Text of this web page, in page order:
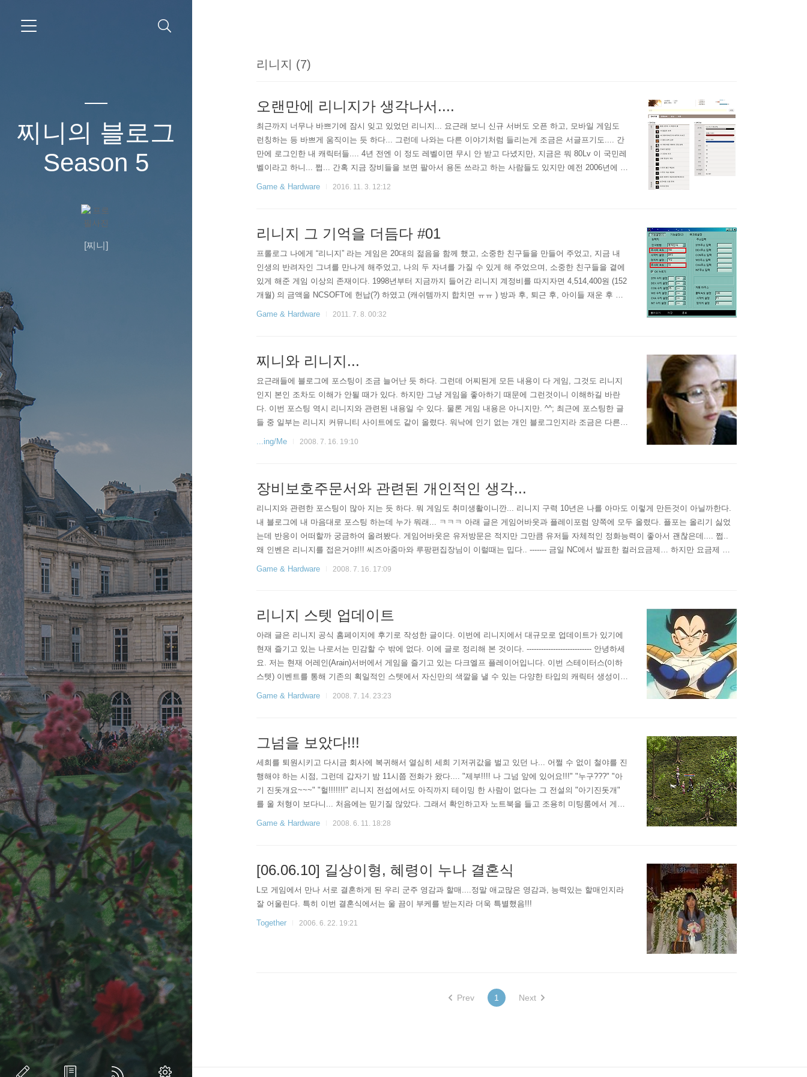
찌니의 블로그
Season 5
[찌니]
리니지 (7)
오랜만에 리니지가 생각나서....
최근까지 너무나 바쁘기에 잠시 잊고 있었던 리니지... 요근래 보니 신규 서버도 오픈 하고, 모바일 게임도
런칭하는 등 바쁘게 움직이는 듯 하다... 그런데 나와는 다른 이야기처럼 들리는게 조금은 서글프기도.... 간
만에 로그인한 내 캐릭터들.... 4년 전엔 이 정도 레벨이면 무시 안 받고 다녔지만, 지금은 뭐 80Lv 이 국민레
벨이라고 하니... 쩝... 간혹 지금 장비들을 보면 팔아서 용돈 쓰라고 하는 사람들도 있지만 예전 2006년에 크
게 장비 정리를 해서 그런지 다시 장비 정리를 하기가 그냥 망설여져서 손놓고 있다.. 언젠가는 한번 다시 해
Game & Hardware 2016. 11. 3. 12:12
리니지 그 기억을 더듬다 #01
프롤로그 나에게 “리니지” 라는 게임은 20대의 젊음을 함께 했고, 소중한 친구들을 만들어 주었고, 지금 내
인생의 반려자인 그녀를 만나게 해주었고, 나의 두 자녀를 가질 수 있게 해 주었으며, 소중한 친구들을 곁에
있게 해준 게임 이상의 존재이다. 1998년부터 지금까지 들어간 리니지 계정비를 따지자면 4,514,400원 (152
개월) 의 금액을 NCSOFT에 헌납(?) 하였고 (캐쉬템까지 합치면 ㅠㅠ ) 방과 후, 퇴근 후, 아이들 재운 후 시
간을 함께 해온 게임이다. 아마 내가 먼저 죽던지, 아니면 리니지가 게임 서비스 종료를 하던 지 둘 중 하나
Game & Hardware 2011. 7. 8. 00:32
찌니와 리니지...
요근래들에 블로그에 포스팅이 조금 늘어난 듯 하다. 그런데 어찌된게 모든 내용이 다 게임, 그것도 리니지
인지 본인 조차도 이해가 안될 때가 있다. 하지만 그냥 게임을 좋아하기 때문에 그런것이니 이해하길 바란
다. 이번 포스팅 역시 리니지와 관련된 내용일 수 있다. 물론 게임 내용은 아니지만. ^^; 최근에 포스팅한 글
들 중 일부는 리니지 커뮤니티 사이트에도 같이 올렸다. 워낙에 인기 없는 개인 블로그인지라 조금은 다른
사람의 의견도 함께 알고 싶어서 올리게 되었다. 그런데 어떤 분이 이런 덧글을 달아주셨다. 기자라…. 갑자
...ing/Me 2008. 7. 16. 19:10
장비보호주문서와 관련된 개인적인 생각...
리니지와 관련한 포스팅이 많아 지는 듯 하다. 뭐 게임도 취미생활이니깐... 리니지 구력 10년은 나를 아마도 이렇게 만든것이 아닐까한다.
내 블로그에 내 마음대로 포스팅 하는데 누가 뭐래... ㅋㅋㅋ 아래 글은 게임어바웃과 플레이포럼 양쪽에 모두 올렸다. 플포는 올리기 싫었
는데 반응이 어떠할까 궁금하여 올려봤다. 게임어바웃은 유저방문은 적지만 그만큼 유저들 자체적인 정화능력이 좋아서 괜찮은데.... 쩝..
왜 인벤은 리니지를 접은거야!!! 씨즈아줌마와 루팡편집장님이 이럴때는 밉다.. ------- 금일 NC에서 발표한 컬러요금제… 하지만 요금제 그
자체의 변화는 거의 없고 새로운 게임 컨텐츠 패키지 (일반적으로 말하자면 유료아이템)가 그 핵심을 차지하고 있습니다. 특히 가장 문제가
Game & Hardware 2008. 7. 16. 17:09
리니지 스텟 업데이트
아래 글은 리니지 공식 홈페이지에 후기로 작성한 글이다. 이번에 리니지에서 대규모로 업데이트가 있기에
현재 즐기고 있는 나로서는 민감할 수 밖에 없다. 이에 글로 정리해 본 것이다. --------------------------- 안녕하세
요. 저는 현재 어레인(Arain)서버에서 게임을 즐기고 있는 다크엘프 플레이어입니다. 이번 스테이터스(이하
스텟) 이벤트를 통해 기존의 획일적인 스텟에서 자신만의 색깔을 낼 수 있는 다양한 타입의 캐릭터 생성이
가능하게 되어 게임 플레이를 즐길 수 있게 되어 게임을 즐기는데 선택의 폭이 넓어졌다고 생각을 합니다.
Game & Hardware 2008. 7. 14. 23:23
그넘을 보았다!!!
세희를 퇴원시키고 다시금 회사에 복귀해서 열심히 세희 기저귀값을 벌고 있던 나... 어쩔 수 없이 철야를 진
행해야 하는 시점, 그런데 갑자기 밤 11시쯤 전화가 왔다.... "제부!!!! 나 그넘 앞에 있어요!!!" "누구???" "아
기 진돗개요~~~" "헐!!!!!!!" 리니지 전섭에서도 아직까지 테이밍 한 사람이 없다는 그 전설의 "아기진돗개"
를 울 처형이 보다니... 처음에는 믿기질 않았다. 그래서 확인하고자 노트북을 들고 조용히 미팅룸에서 게임
에 접속을 했다. 그리고 결혼 반지로 슈웅!!!! 헉! 진짜 아기 진돗개가 눈앞에서 깔딱깔딱 거리고 있었다. 신
Game & Hardware 2008. 6. 11. 18:28
[06.06.10] 길상이형, 혜령이 누나 결혼식
L모 게임에서 만나 서로 결혼하게 된 우리 군주 영감과 할매....정말 애교많은 영감과, 능력있는 할매인지라
잘 어울린다. 특히 이번 결혼식에서는 울 끔이 부케를 받는지라 더욱 특별했음!!!
Together 2006. 6. 22. 19:21
Prev 1 Next